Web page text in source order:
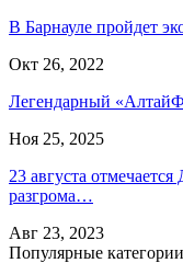
В Барнауле пройдет
Окт 26, 2022
Легендарный
Ноя 25, 2025
23 августа
разгрома…
Авг 23, 2023
Популярные категории